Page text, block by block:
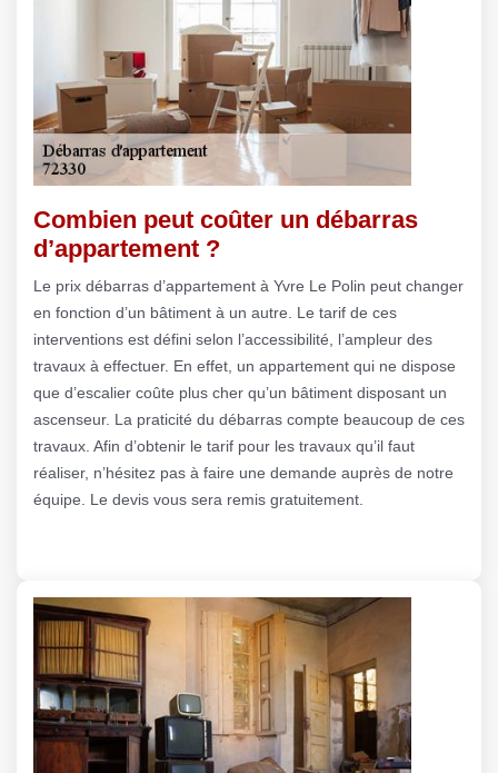
Combien peut coûter un débarras
d’appartement ?
Le prix débarras d’appartement à Yvre Le Polin peut changer
en fonction d’un bâtiment à un autre. Le tarif de ces
interventions est défini selon l’accessibilité, l’ampleur des
travaux à effectuer. En effet, un appartement qui ne dispose
que d’escalier coûte plus cher qu’un bâtiment disposant un
ascenseur. La praticité du débarras compte beaucoup de ces
travaux. Afin d’obtenir le tarif pour les travaux qu’il faut
réaliser, n’hésitez pas à faire une demande auprès de notre
équipe. Le devis vous sera remis gratuitement.